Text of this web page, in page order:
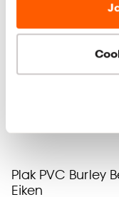
website te
Marketing
relevante
advertenties
noodzakelijke
Plak PVC Burley
Eiken